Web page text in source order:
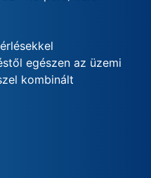
egészen az üzemi
kombinált